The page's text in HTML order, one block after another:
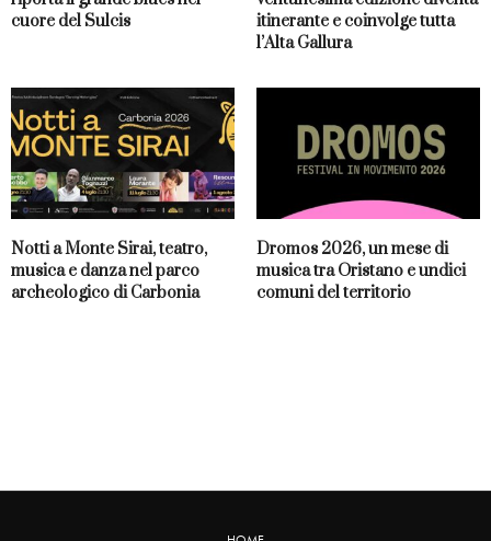
cuore del Sulcis
itinerante e coinvolge tutta
l’Alta Gallura
Notti a Monte Sirai, teatro,
musica e danza nel parco
archeologico di Carbonia
Dromos 2026, un mese di
musica tra Oristano e undici
comuni del territorio